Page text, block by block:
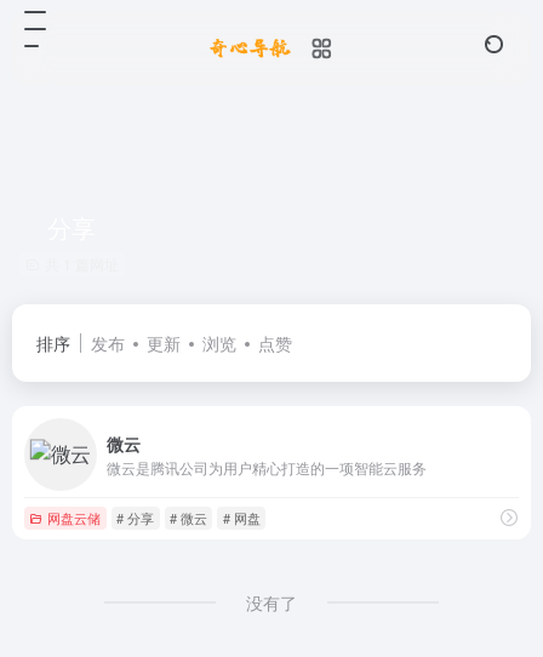
排序 发布 更新 浏览 点赞
微云
微云是腾讯公司为用户精心打造的一项智能云服务
网盘云储 # 分享 # 微云 # 网盘
没有了